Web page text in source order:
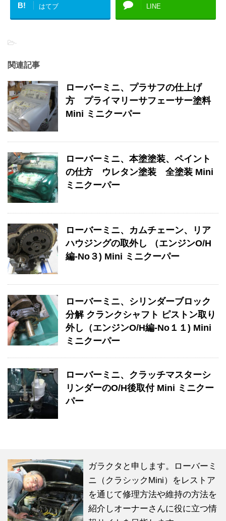
B! はてブ LINE
-
関連記事
ローバーミニ、プラサフの仕上げ
方 プライマリーサフェーサー塗料
Mini ミニクーパー
ローバーミニ、本塗塗装、ペイント
の仕方 ウレタン塗装 全塗装 Mini
ミニクーパー
ローバーミニ、カムチェーン、リア
ハウジングの取外し （エンジンO/H
編-No３) Mini ミニクーパー
ローバーミニ、シリンダーブロック
分解 クランクシャフト ピストン取り
外し（エンジンO/H編-No１１) Mini
ミニクーパー
ローバーミニ、クラッチマスターシ
リンダーのO/H後取付 Mini ミニクー
パー
ガラクタと申します。ローバーミ
ニ（クラシックMini）をレストア
を通じて修理方法や維持の方法を
紹介しオーナーさんに役に立つ情